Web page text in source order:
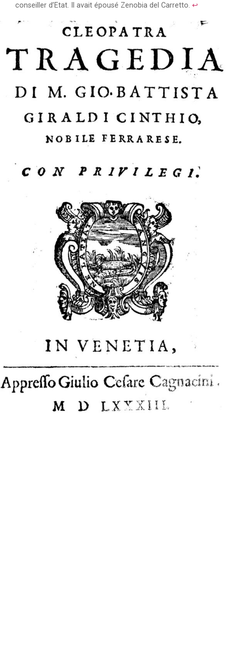
conseiller d’Etat. Il avait épousé Zenobia del Carretto. ↩